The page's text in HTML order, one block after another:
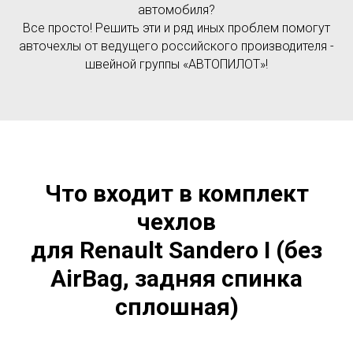
автомобиля?
Все просто! Решить эти и ряд иных проблем помогут
авточехлы от ведущего российского производителя -
швейной группы «АВТОПИЛОТ»!
Что входит в комплект
чехлов
для Renault Sandero I (без
AirBag, задняя спинка
сплошная)